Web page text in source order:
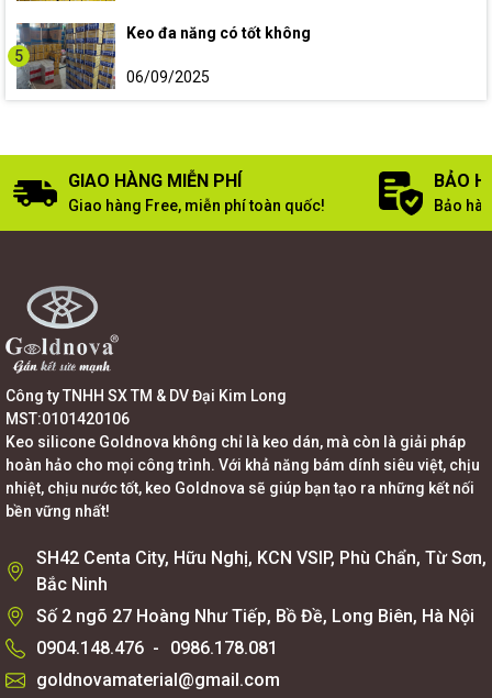
5
Keo đa năng có tốt không
06/09/2025
GIAO HÀNG MIỄN PHÍ
Giao hàng Free, miễn phí toàn quốc!
BẢO
Bảo
Công ty TNHH SX TM & DV Đại Kim Long
MST:0101420106
Keo silicone Goldnova không chỉ là keo dán, mà còn là giải pháp
hoàn hảo cho mọi công trình. Với khả năng bám dính siêu việt, chịu
nhiệt, chịu nước tốt, keo Goldnova sẽ giúp bạn tạo ra những kết nối
bền vững nhất!
SH42 Centa City, Hữu Nghị, KCN VSIP, Phù Chẩn, Từ Sơn,
Bắc Ninh
Số 2 ngõ 27 Hoàng Như Tiếp, Bồ Đề, Long Biên, Hà Nội
0904.148.476 -
0986.178.081
goldnovamaterial@gmail.com